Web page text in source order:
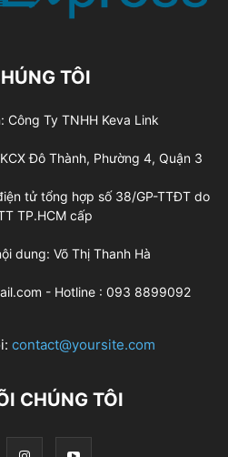
TÔI
Công Ty TNHH Keva Link
Đô Thành, Phường 4, Quận 3
tử tổng hợp số 38/GP-TTĐT do
TP.HCM cấp
dung: Võ Thị Thanh Hà
- Hotline : 093 8899092
contact@yoursite.com
CHÚNG TÔI